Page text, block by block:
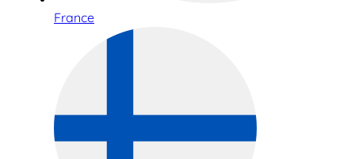
France